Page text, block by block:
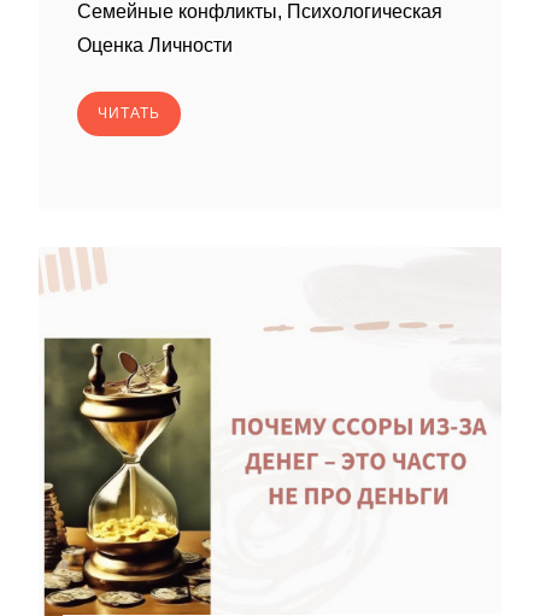
Семейные конфликты, Психологическая
Оценка Личности
ЧИТАТЬ